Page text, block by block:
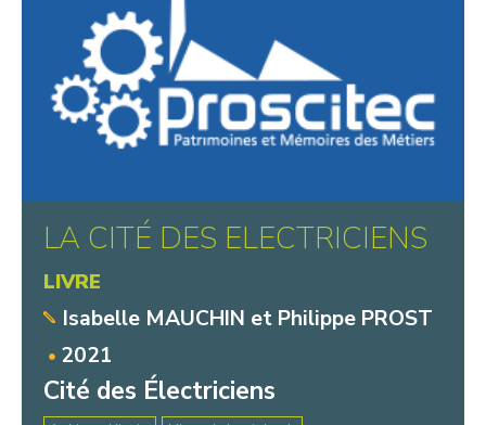
LA CITÉ DES ELECTRICIENS
LIVRE
Isabelle MAUCHIN et Philippe PROST
2021
Cité des Électriciens